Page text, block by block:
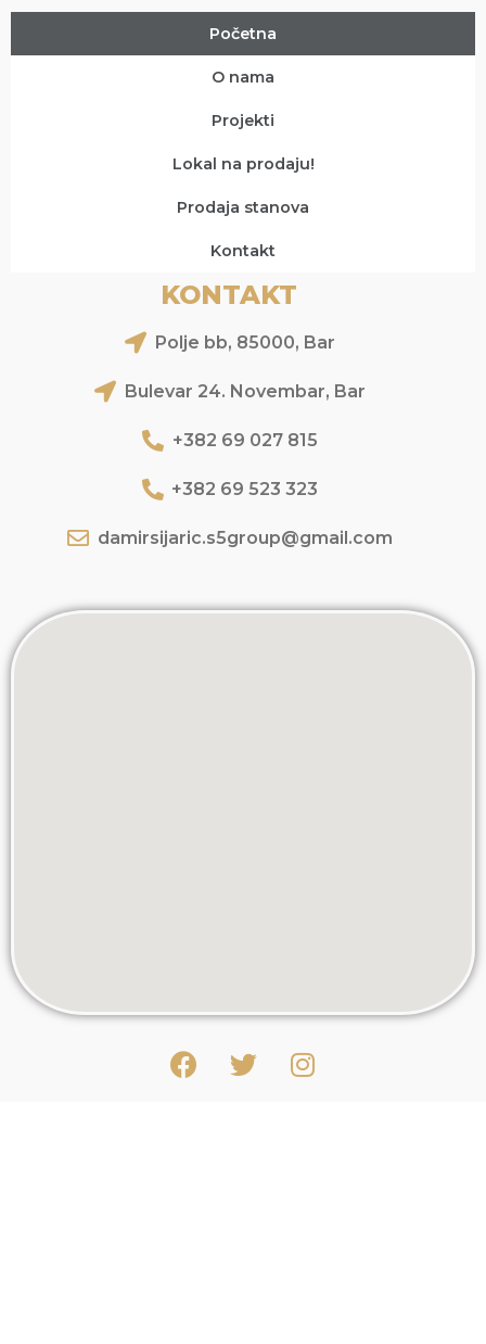
Početna
O nama
Projekti
Lokal na prodaju!
Prodaja stanova
Kontakt
KONTAKT
Polje bb, 85000, Bar
Bulevar 24. Novembar, Bar
+382 69 027 815
+382 69 523 323
damirsijaric.s5group@gmail.com